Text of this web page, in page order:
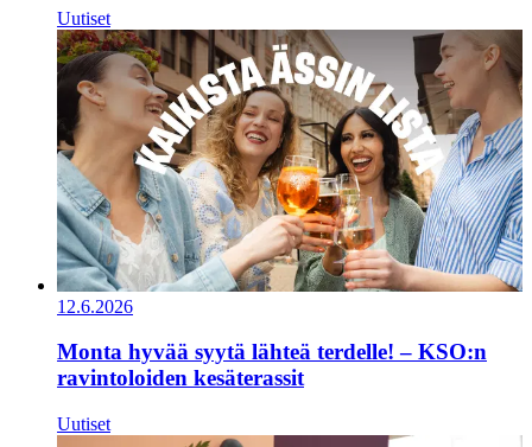
Uutiset
12.6.2026
Monta hyvää syytä lähteä terdelle! – KSO:n
ravintoloiden kesäterassit
Uutiset